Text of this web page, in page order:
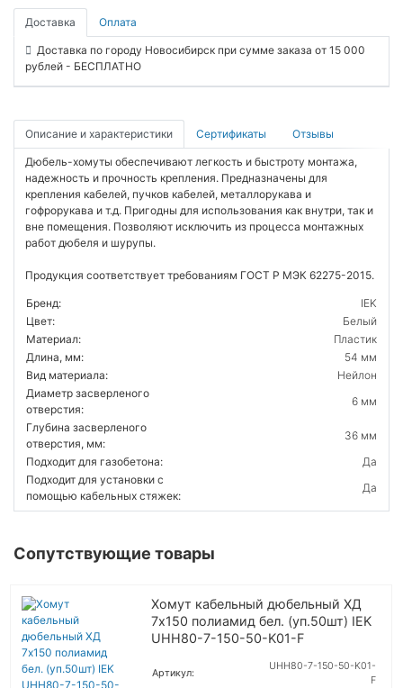
Доставка Оплата
Доставка по городу Новосибирск при сумме заказа от 15 000
рублей - БЕСПЛАТНО
Описание и характеристики Сертификаты Отзывы
Дюбель-хомуты обеспечивают легкость и быстроту монтажа,
надежность и прочность крепления. Предназначены для
крепления кабелей, пучков кабелей, металлорукава и
гофрорукава и т.д. Пригодны для использования как внутри, так и
вне помещения. Позволяют исключить из процесса монтажных
работ дюбеля и шурупы.
Продукция соответствует требованиям ГОСТ Р МЭК 62275-2015.
Бренд:
IEK
Цвет:
Белый
Материал:
Пластик
Длина, мм:
54 мм
Вид материала:
Нейлон
Диаметр засверленого
отверстия:
6 мм
Глубина засверленого
отверстия, мм:
36 мм
Подходит для газобетона:
Да
Подходит для установки с
помощью кабельных стяжек:
Да
Сопутствующие товары
Хомут кабельный дюбельный ХД
7х150 полиамид бел. (уп.50шт) IEK
UHH80-7-150-50-K01-F
Артикул:
UHH80-7-150-50-K01-
F